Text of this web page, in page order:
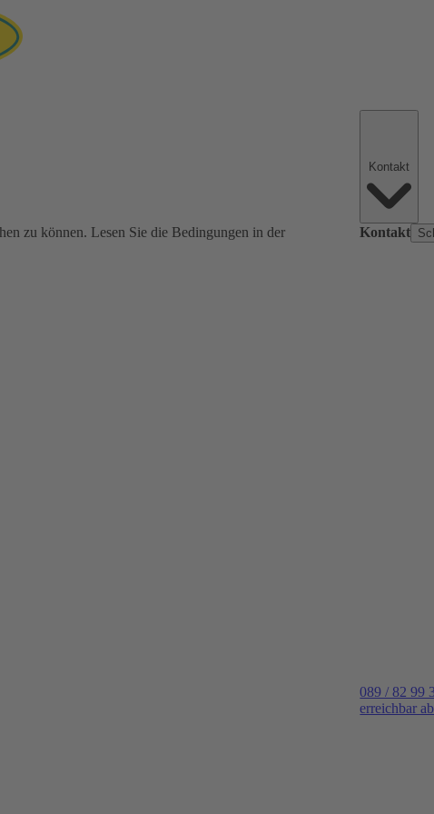
zu können. Lesen Sie die Bedingungen in der
Kontakt
089 / 82 99
erreichbar